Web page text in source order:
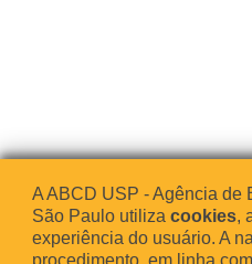
A ABCD USP - Agência
São Paulo utiliza cookies,
experiência do usuário. A
procedimento, em linha